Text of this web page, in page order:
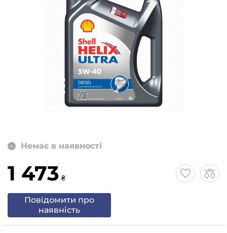
Немає в наявності
1 473 ₴
Повідомити про
наявність